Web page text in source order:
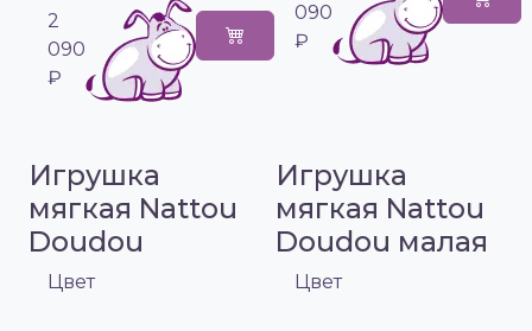
2
090
₽
090
₽
Игрушка
мягкая Nattou
Doudou
Цвет
Игрушка
мягкая Nattou
Doudou малая
Цвет